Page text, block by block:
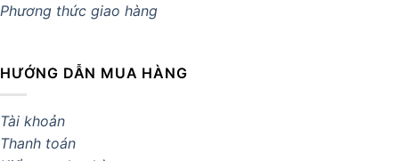
Phương thức giao hàng
HƯỚNG DẪN MUA HÀNG
Tài khoản
Thanh toán